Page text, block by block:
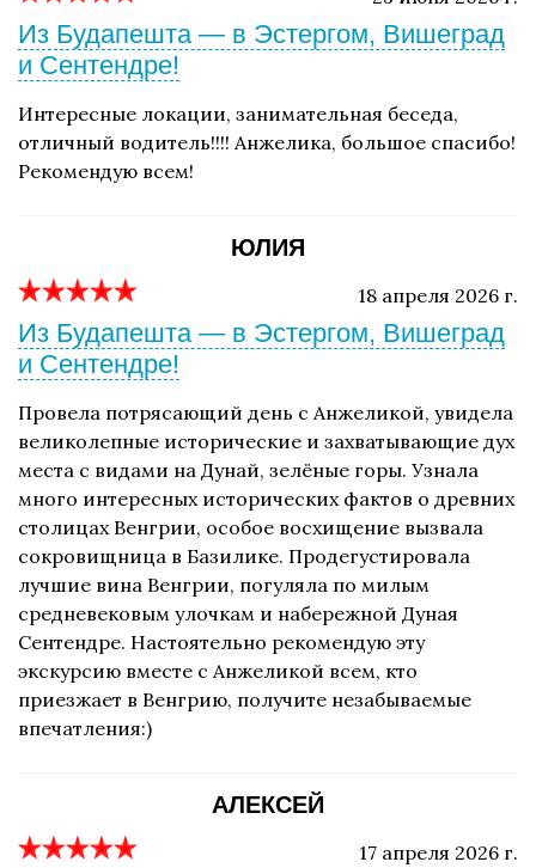
Из Будапешта — в Эстергом, Вишеград
и Сентендре!
Интересные локации, занимательная беседа,
отличный водитель!!!! Анжелика, большое спасибо!
Рекомендую всем!
ЮЛИЯ
18 апреля 2026 г.
Из Будапешта — в Эстергом, Вишеград
и Сентендре!
Провела потрясающий день с Анжеликой, увидела
великолепные исторические и захватывающие дух
места с видами на Дунай, зелёные горы. Узнала
много интересных исторических фактов о древних
столицах Венгрии, особое восхищение вызвала
сокровищница в Базилике. Продегустировала
лучшие вина Венгрии, погуляла по милым
средневековым улочкам и набережной Дуная
Сентендре. Настоятельно рекомендую эту
экскурсию вместе с Анжеликой всем, кто
приезжает в Венгрию, получите незабываемые
впечатления:)
АЛЕКСЕЙ
17 апреля 2026 г.